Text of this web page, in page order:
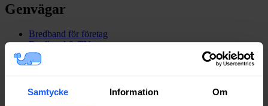
Samtycke Information Om
Genvägar
Bredband för företag
Bredband & TV
Leverantörer
Stadsnät
Speedtest
Blogg